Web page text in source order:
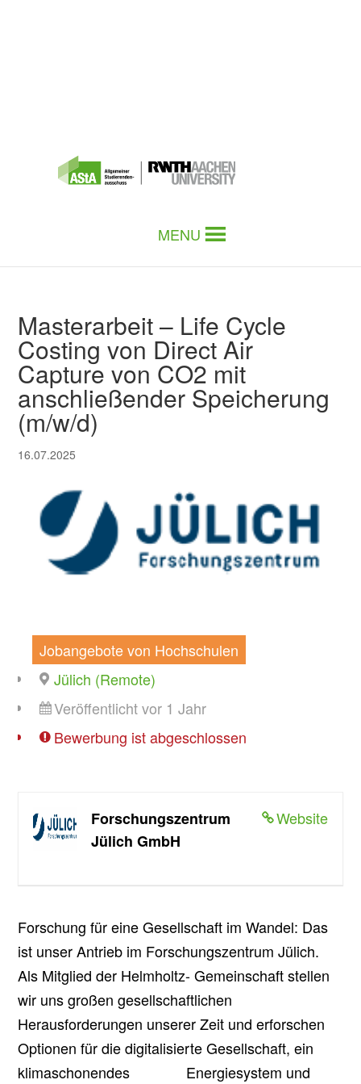
MENU
Masterarbeit – Life Cycle
Costing von Direct Air
Capture von CO2 mit
anschließender Speicherung
(m/w/d)
16.07.2025
Jobangebote von Hochschulen
Jülich (Remote)
Veröffentlicht vor 1 Jahr
Bewerbung ist abgeschlossen
Website
Forschungszentrum
Jülich GmbH
Forschung für eine Gesellschaft im Wandel: Das
ist unser Antrieb im Forschungszentrum Jülich.
Als Mitglied der Helmholtz- Gemeinschaft stellen
wir uns großen gesellschaftlichen
Herausforderungen unserer Zeit und erforschen
Optionen für die digitalisierte Gesellschaft, ein
klimaschonendes Energiesystem und